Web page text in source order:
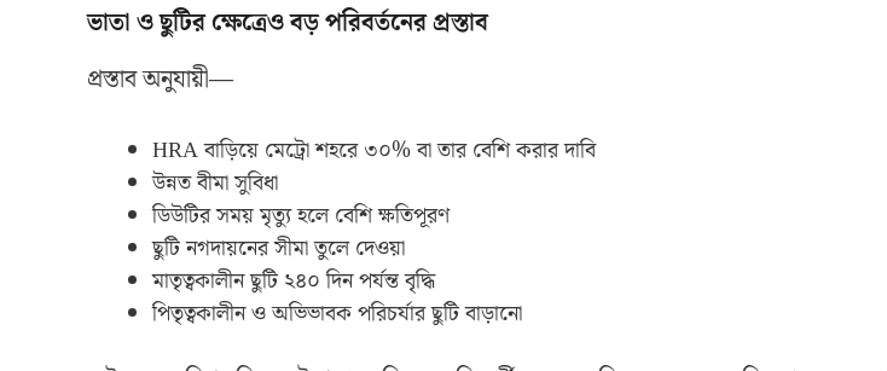
ভাতা ও ছুটির ক্ষেত্রেও বড় পরিবর্তনের প্রস্তাব
প্রস্তাব অনুযায়ী—
HRA বাড়িয়ে মেট্রো শহরে ৩০% বা তার বেশি করার দাবি
উন্নত বীমা সুবিধা
ডিউটির সময় মৃত্যু হলে বেশি ক্ষতিপূরণ
ছুটি নগদায়নের সীমা তুলে দেওয়া
মাতৃত্বকালীন ছুটি ২৪০ দিন পর্যন্ত বৃদ্ধি
পিতৃত্বকালীন ও অভিভাবক পরিচর্যার ছুটি বাড়ানো